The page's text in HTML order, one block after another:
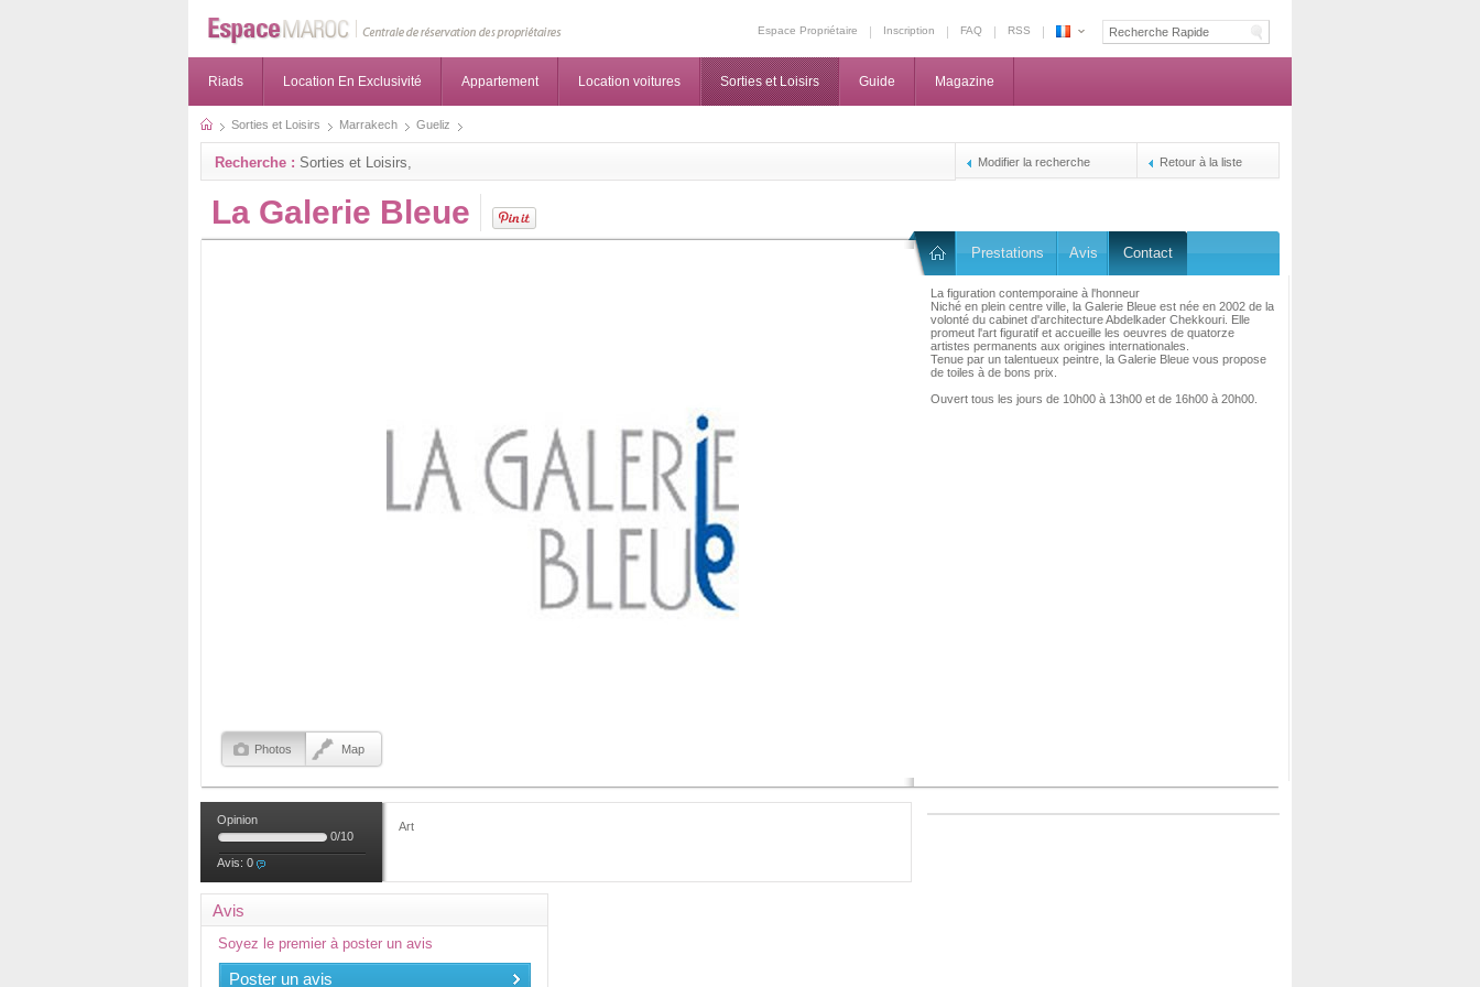
Espace Propriétaire Inscription FAQ
RSS
Riads Location En Exclusivité Appartement Location voitures Sorties et Loisirs Guide Magazine
Sorties et Loisirs Marrakech Gueliz
Recherche : Sorties et Loisirs, Modifier la recherche Retour à la liste
La Galerie Bleue
Photos Map
Prestations Avis Contact
La figuration contemporaine à l'honneur
Niché en plein centre ville, la Galerie Bleue est née en 2002 de la
volonté du cabinet d'architecture Abdelkader Chekkouri. Elle
promeut l'art figuratif et accueille les oeuvres de quatorze
artistes permanents aux origines internationales.
Tenue par un talentueux peintre, la Galerie Bleue vous propose
de toiles à de bons prix.
Ouvert tous les jours de 10h00 à 13h00 et de 16h00 à 20h00.
Opinion
0/10
Avis: 0
Art
Avis
Soyez le premier à poster un avis
Poster un avis